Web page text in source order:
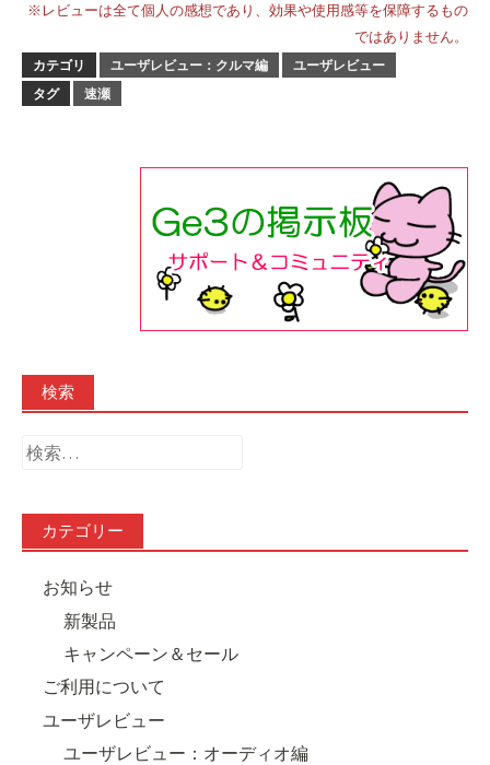
※レビューは全て個人の感想であり、効果や使用感等を保障するもの
ではありません。
カテゴリ ユーザレビュー：クルマ編
ユーザレビュー
タグ
速瀬
検索
検
カテゴリー
お知らせ
新製品
キャンペーン＆セール
ご利用について
ユーザレビュー
ユーザレビュー：オーディオ編